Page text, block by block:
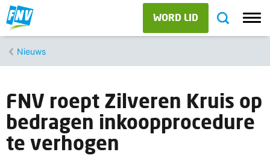
WORD LID
Nieuws
FNV roept Zilveren Kruis op
bedragen inkoopprocedure
te verhogen